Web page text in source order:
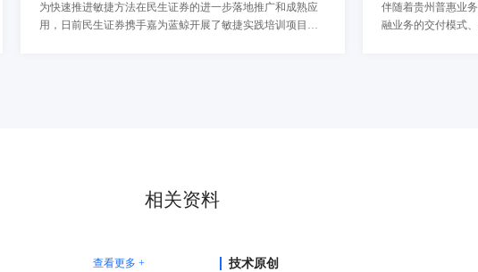
为快速推进敏捷方法在民生证券的进一步落地推广和成熟应
用，日前民生证券携手嘉为蓝鲸开展了敏捷实践培训项目。
了解详情
伴随着贵州普惠业
融业务的交付模式
了解详情
相关资料
查看更多 + 技术原创